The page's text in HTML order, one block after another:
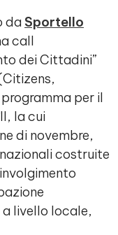
da Sportello
call
dei Cittadini”
per il
la cui
di novembre,
costruite
livello locale,